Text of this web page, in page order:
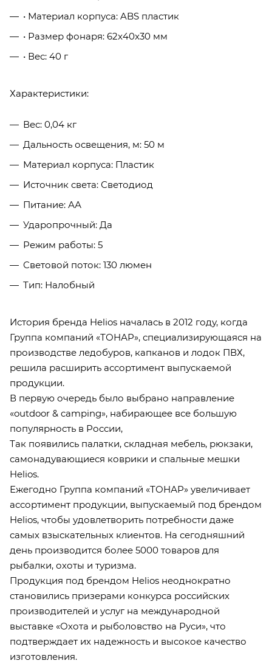
• Материал корпуса: ABS пластик
• Размер фонаря: 62x40x30 мм
• Вес: 40 г
Характеристики:
Вес: 0,04 кг
Дальность освещения, м: 50 м
Материал корпуса: Пластик
Источник света: Светодиод
Питание: АА
Ударопрочный: Да
Режим работы: 5
Световой поток: 130 люмен
Тип: Налобный
История бренда Helios началась в 2012 году, когда
Группа компаний «ТОНАР», специализирующаяся на
производстве ледобуров, капканов и лодок ПВХ,
решила расширить ассортимент выпускаемой
продукции.
В первую очередь было выбрано направление
«outdoor & camping», набирающее все большую
популярность в России,
Так появились палатки, складная мебель, рюкзаки,
самонадувающиеся коврики и спальные мешки
Helios.
Ежегодно Группа компаний «ТОНАР» увеличивает
ассортимент продукции, выпускаемый под брендом
Helios, чтобы удовлетворить потребности даже
самых взыскательных клиентов. На сегодняшний
день производится более 5000 товаров для
рыбалки, охоты и туризма.
Продукция под брендом Helios неоднократно
становились призерами конкурса российских
производителей и услуг на международной
выставке «Охота и рыболовство на Руси», что
подтверждает их надежность и высокое качество
изготовления.